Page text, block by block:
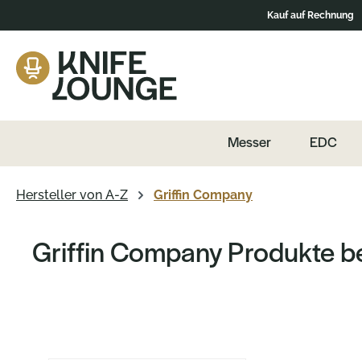
Kauf auf Rechnung
Messer EDC
Hersteller von A-Z Griffin Company
Griffin Company Produkte